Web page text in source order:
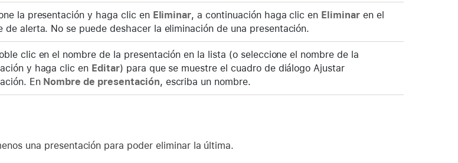
la presentación y haga clic en Eliminar, a continuación haga clic en Eliminaren el
de alerta. No se puede deshacer la eliminación de una presentación.
clic en el nombre de la presentación en la lista (o seleccione el nombre de la
y haga clic en Editar) para que se muestre el cuadro de diálogo Ajustar
En Nombre de presentación, escriba un nombre.
una presentación para poder eliminar la última.